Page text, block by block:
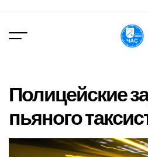
вмісту
Полицейские
пьяного